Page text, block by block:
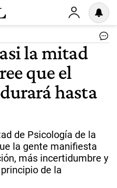
la mitad
que el
hasta
de Psicología de la
la gente manifiesta
más incertidumbre y
de la